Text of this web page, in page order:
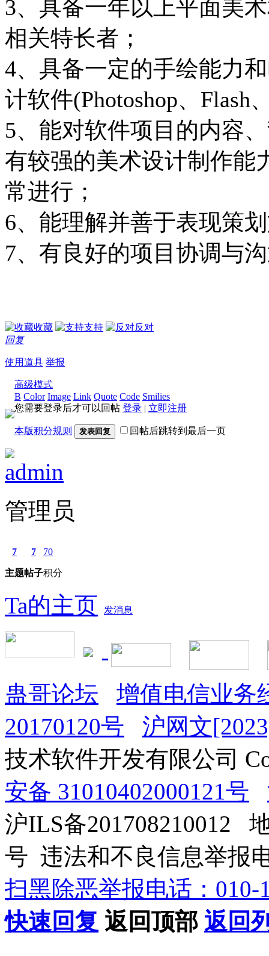
3、具备一年以上平面美
相关特长者；
4、具备一定的手绘能力
计软件(Photoshop、Flash
5、能对软件项目的内容
有较强的美术设计制作能
常进行；
6、能理解并善于表现策
7、有良好的项目协调与
收藏 支持
反对
回复
使用道具 举报
高级模式
B Color Image Link Quote Code Smilies
您需要登录后才可以回帖 登录 | 立即注册
本版积分规则 发表回复 回帖后跳转到最后一页
admin
管理员
7
主题
7
帖子
70
积分
Ta的主页 发消息
蛊哥论坛
增值电信业务
20170120号
沪网文
技术软件开发有限公司
安备 31010402000121号
沪ILS备201708210012
号 违法和不良信息举报
扫黑除恶举报电话：010-
快速回复 返回顶部 返回